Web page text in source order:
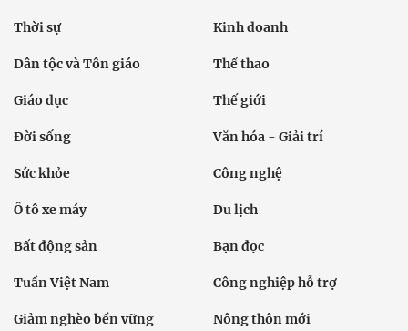
Thời sự Kinh doanh
Dân tộc và Tôn giáo Thể thao
Giáo dục Thế giới
Đời sống Văn hóa - Giải trí
Sức khỏe Công nghệ
Ô tô xe máy Du lịch
Bất động sản Bạn đọc
Tuần Việt Nam Công nghiệp hỗ trợ
Giảm nghèo bền vững Nông thôn mới